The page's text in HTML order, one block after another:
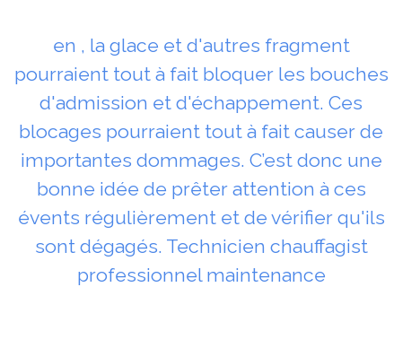
en , la glace et d'autres fragment
pourraient tout à fait bloquer les bouches
d'admission et d'échappement. Ces
blocages pourraient tout à fait causer de
importantes dommages. C’est donc une
bonne idée de prêter attention à ces
évents régulièrement et de vérifier qu'ils
sont dégagés. Technicien chauffagist
professionnel maintenance